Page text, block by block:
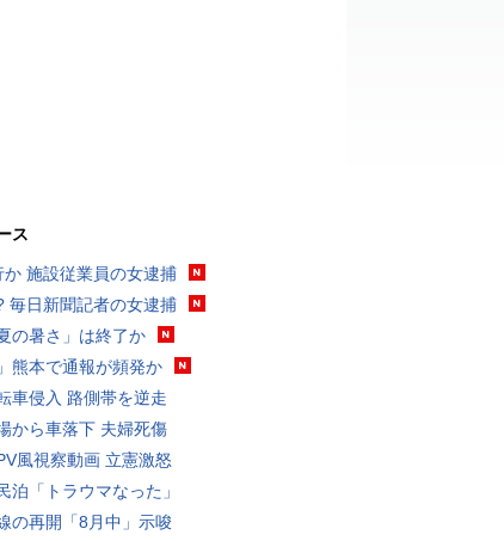
ス
か 施設従業員の女逮捕
毎日新聞記者の女逮捕
の暑さ」は終了か
熊本で通報が頻発か
車侵入 路側帯を逆走
から車落下 夫婦死傷
風視察動画 立憲激怒
泊「トラウマなった」
の再開「8月中」示唆